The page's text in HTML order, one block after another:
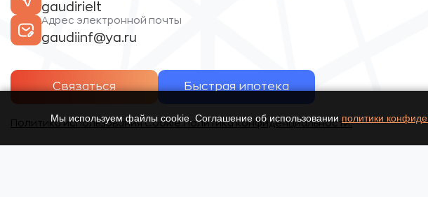
gaudirielt
Адрес электронной почты
gaudiinf@ya.ru
Связаться Быстрая ипотека
Политика использования Cookie.Политика конфиденциальности.
Мы используем файлы cookie. Соглашение об использовании политики